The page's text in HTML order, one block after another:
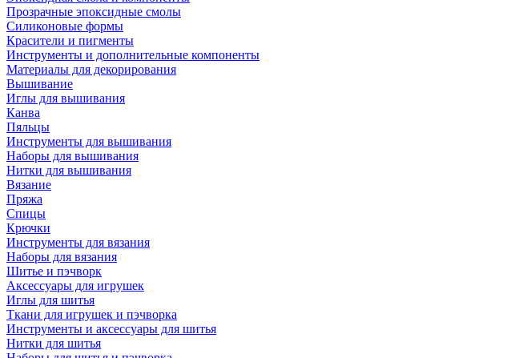
Прозрачные эпоксидные смолы
Силиконовые формы
Красители и пигменты
Инструменты и дополнительные компоненты
Материалы для декорирования
Вышивание
Иглы для вышивания
Канва
Пяльцы
Инструменты для вышивания
Наборы для вышивания
Нитки для вышивания
Вязание
Пряжа
Спицы
Крючки
Инструменты для вязания
Наборы для вязания
Шитье и пэчворк
Аксессуары для игрушек
Иглы для шитья
Ткани для игрушек и пэчворка
Инструменты и аксессуары для шитья
Нитки для шитья